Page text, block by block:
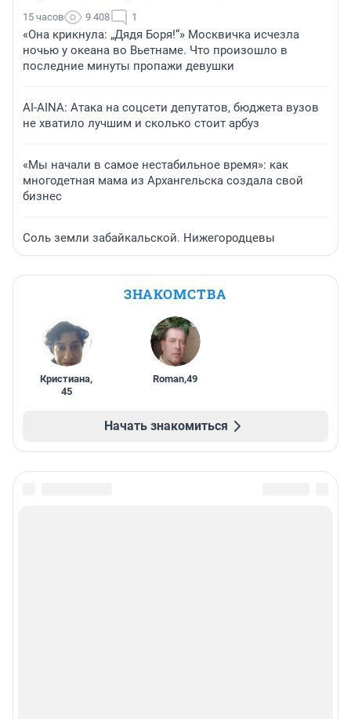
15 часов 9 408 1
«Она крикнула: „Дядя Боря!“» Москвичка исчезла
ночью у океана во Вьетнаме. Что произошло в
последние минуты пропажи девушки
AI-AINA: Атака на соцсети депутатов, бюджета вузов
не хватило лучшим и сколько стоит арбуз
«Мы начали в самое нестабильное время»: как
многодетная мама из Архангельска создала свой
бизнес
Соль земли забайкальской. Нижегородцевы
ЗНАКОМСТВА
Кристиана,
45
Roman,49
Начать знакомиться